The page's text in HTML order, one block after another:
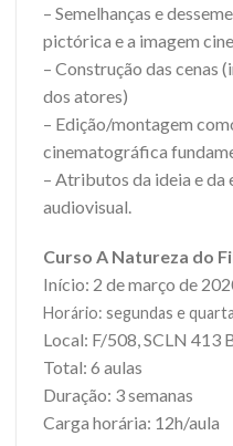
– Semelhanças e
pictórica e a imagem
– Construção das cenas
dos atores)
– Edição/montagem
cinematográfica
– Atributos da ideia e da
audiovisual.
Curso A Natureza do
Início: 2 de março de
Horário: segundas e
Local: F/508, SCLN 413
Total: 6 aulas
Duração: 3 semanas
Carga horária: 12h/aula